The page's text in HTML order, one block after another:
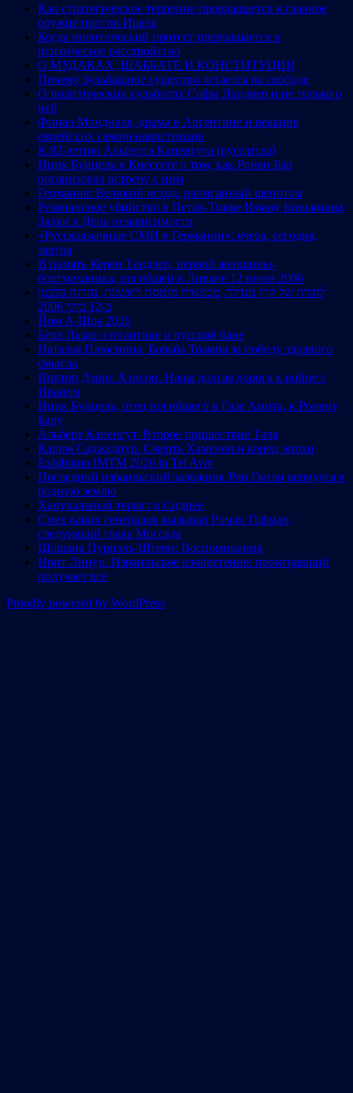
Как стратегическое терпение превращается в главное
оружие против Ирана
Когда политический протест превращается в
психическое расстройство
О МУДАКАХ, ШАББАТЕ И КОНСТИТУЦИИ
Почему бульбашное существо остается на свободе
О политических кульбитах Софы Ландвер и не только о
ней
Финал Мондиаля, драма в Аргентине и реакция
еврейских самоненавистников
К 82-летию Альберта Капенгута (русс/итал)
Ицик Бунцель в Кнессете о том, как Ронен Бар
организовал встречу с ним
Германия: Великий исход, написанный шепотом
Резонансное убийство в Петах-Тикве Иману Биньямина
Залки в День независимости
«Русскоязычные СМИ в Германии»: вчера, сегодня,
завтра
В память Керен Тандлер, первой женщины-
бортмеханика, погибшей в Ливане 12 июня 2006
לזכרה של קרן טנדלר, מכונאית מוטסת ראשונה, נהרגה בלבנון
ב-12 ביוני 2006
Йом А-Шоа 2026
Берл Лазар о политике и русской бане
Наталья Плюснина. Борьба Трампа за победу здравого
смысла
Виктор Дэвис Хэнсон. Наша долгая дорога к войне с
Ираном
Ицик Бунцель, отец погибшего в Газе Амита, к Ронену
Бару
Альберт Капенгут. Второе пришествие Таля
Карим Саджадпур. Смерть Хаменеи и конец эпохи
Exhibition IMTM 2026 in Tel Aviv
Последний израильский заложник Ран Гвили вернулся в
родную землю
Ханукальный теракт в Сиднее
Смех каких генералов вызывал Роман Гофман,
следующий глава Моссада
Шошана Цуриэль-Штерн: Воспоминания
Ирит Линур. Израильское изобретение: проигравший
получает всё
Proudly powered by WordPress